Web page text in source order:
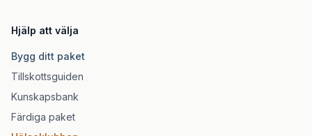
Hjälp att välja
Bygg ditt paket
Tillskottsguiden
Kunskapsbank
Färdiga paket